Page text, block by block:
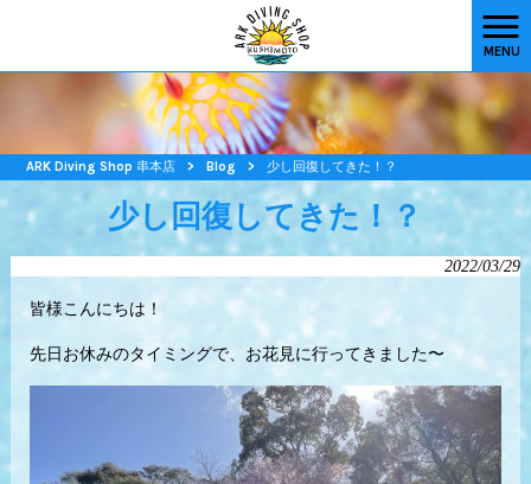
MENU
ARK Diving Shop 串本店 > Blog > 少し回復してきた！？
少し回復してきた！？
2022/03/29
皆様こんにちは！
先日お休みのタイミングで、お花見に行ってきました〜